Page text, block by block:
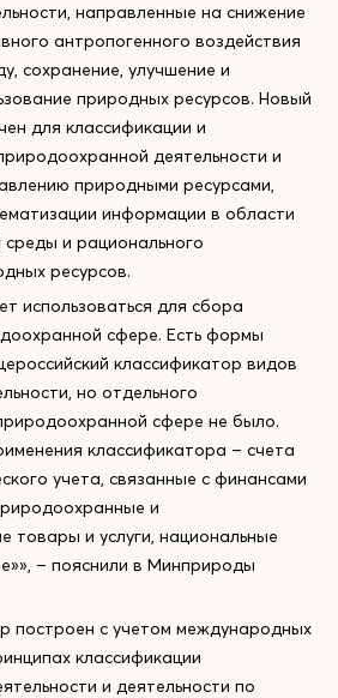
направленные на снижение
антропогенного воздействия
сохранение, улучшение и
природных ресурсов. Новый
для классификации и
деятельности и
природными ресурсами,
информации в области
и рационального
ресурсов.
использоваться для сбора
сфере. Есть формы
классификатор видов
но отдельного
сфере не было.
классификатора – счета
учета, связанные с финансами
и
товары и услуги, национальные
– пояснили в Минприроды
построен с учетом международных
классификации
и деятельности по